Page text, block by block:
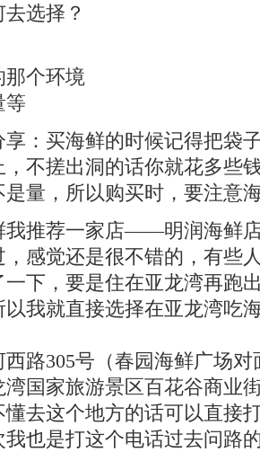
选择？
那个环境
等
：买海鲜的时候记得把袋
不搓出洞的话你就花多些
量，所以购买时，要注意
我推荐一家店——明润海鲜
感觉还是很不错的，有些
下，要是住在亚龙湾再跑
我就直接选择在亚龙湾吃
路305号（春园海鲜广场对
国家旅游景区百花谷商业
去这个地方的话可以直接
我也是打这个电话过去问路